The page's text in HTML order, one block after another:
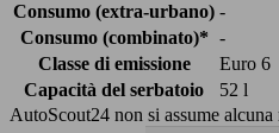
Consumo (extra-urbano) -
Consumo (combinato)* -
Classe di emissione
Euro 6
Capacità del serbatoio
52 l
AutoScout24 non si assume